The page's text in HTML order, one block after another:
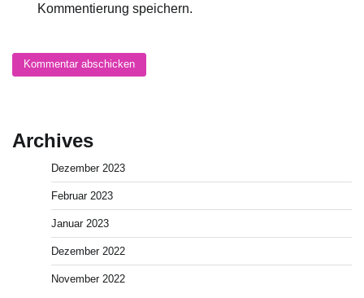
Kommentierung speichern.
Archives
Dezember 2023
Februar 2023
Januar 2023
Dezember 2022
November 2022